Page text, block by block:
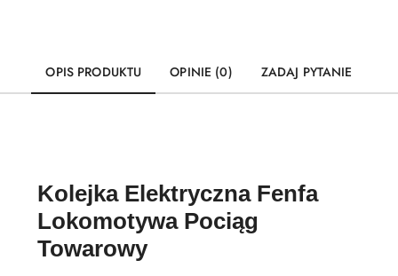
OPIS PRODUKTU OPINIE (0) ZADAJ PYTANIE
Kolejka Elektryczna Fenfa
Lokomotywa Pociąg
Towarowy